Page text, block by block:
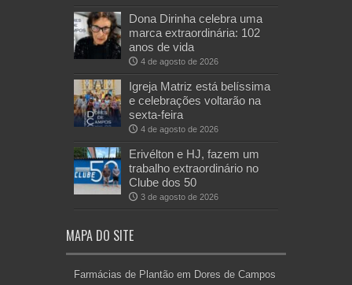
Dona Dirinha celebra uma
marca extraordinária: 102
anos de vida
4 de agosto de 2026
Igreja Matriz está belíssima
e celebrações voltarão na
sexta-feira
4 de agosto de 2026
Erivélton e HJ, fazem um
trabalho extraordinário no
Clube dos 50
3 de agosto de 2026
MAPA DO SITE
Farmácias de Plantão em Dores de Campos